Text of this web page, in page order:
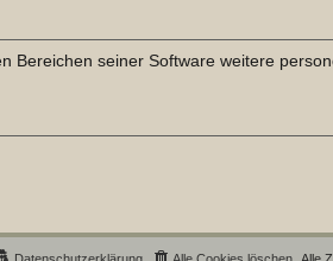
Bereichen seiner Software weitere